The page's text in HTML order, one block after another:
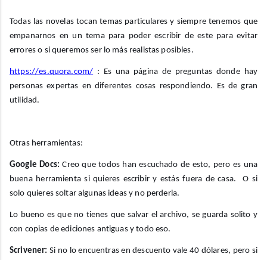
Todas las novelas tocan temas particulares y siempre tenemos que
empanarnos en un tema para poder escribir de este para evitar
errores o si queremos ser lo más realistas posibles.
https://es.quora.com/ : Es una página de preguntas donde hay
personas expertas en diferentes cosas respondiendo. Es de gran
utilidad.
Otras herramientas:
Google Docs:Creo que todos han escuchado de esto, pero es una
buena herramienta si quieres escribir y estás fuera de casa. O si
solo quieres soltar algunas ideas y no perderla.
Lo bueno es que no tienes que salvar el archivo, se guarda solito y
con copias de ediciones antiguas y todo eso.
Scrivener: Si no lo encuentras en descuento vale 40 dólares, pero si